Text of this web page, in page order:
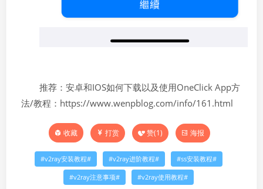
推荐：安卓和IOS如何下载以及使用OneClick App方
法/教程：https://www.wenpblog.com/info/161.html
收藏 打赏 赞(1) 海报
v2ray安装教程 v2ray进阶教程 ss安装教程
v2ray注意事项 v2ray使用教程